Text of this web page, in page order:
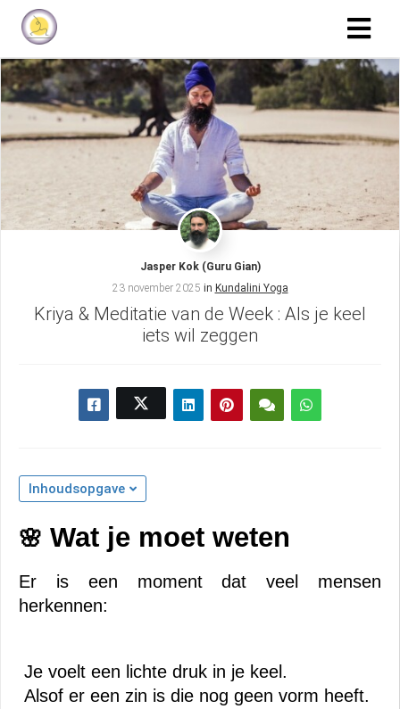
Jasper Kok (Guru Gian)
23 november 2025 in Kundalini Yoga
Kriya & Meditatie van de Week : Als je keel
iets wil zeggen
Inhoudsopgave
🌸 Wat je moet weten
Er is een moment dat veel mensen
herkennen:
Je voelt een lichte druk in je keel.
Alsof er een zin is die nog geen vorm heeft.